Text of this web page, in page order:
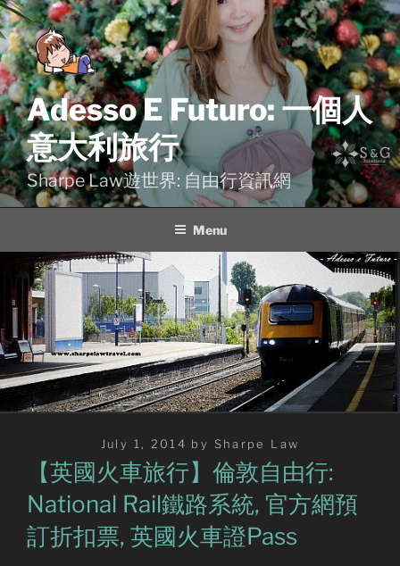
Skip
to
content
Adesso E Futuro: 一個人
意大利旅行
Sharpe Law遊世界: 自由行資訊網
Menu
Posted
on
July 1, 2014 by Sharpe Law
【英國火車旅行】倫敦自由行:
National Rail鐵路系統, 官方網預
訂折扣票, 英國火車證Pass